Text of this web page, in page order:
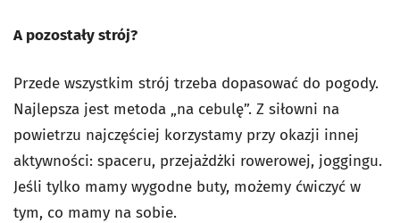
A pozostały strój?
Przede wszystkim strój trzeba dopasować do pogody.
Najlepsza jest metoda „na cebulę”. Z siłowni na
powietrzu najczęściej korzystamy przy okazji innej
aktywności: spaceru, przejażdżki rowerowej, joggingu.
Jeśli tylko mamy wygodne buty, możemy ćwiczyć w
tym, co mamy na sobie.